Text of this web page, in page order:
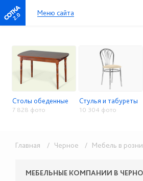
2.0 Меню сайта
Столы обеденные
7 828 фото
Стулья и табуреты
10 304 фото
Главная / Черное / Мебель в
МЕБЕЛЬНЫЕ КОМПАНИИ В